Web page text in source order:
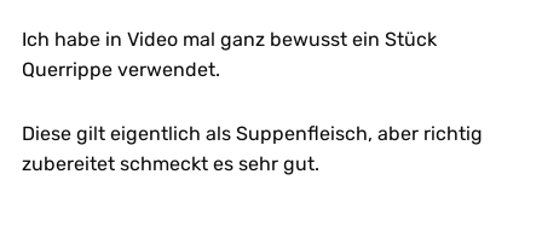
Ich habe in Video mal ganz bewusst ein Stück
Querrippe verwendet.
Diese gilt eigentlich als Suppenfleisch, aber richtig
zubereitet schmeckt es sehr gut.